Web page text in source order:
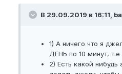
В 29.09.2019 в 16:11,
1) А ничего что я
ДЕНЬ по 10 минут,
2) Есть какой